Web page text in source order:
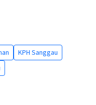
KPH Sanggau